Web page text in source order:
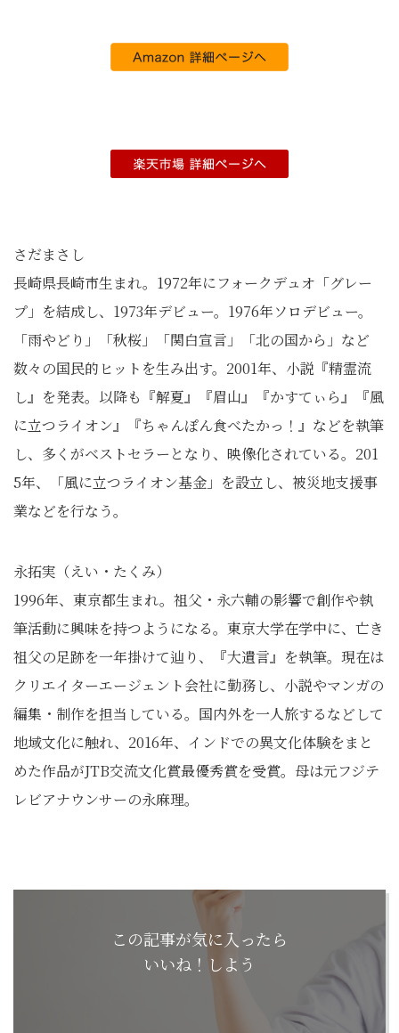
さだまさし
長崎県長崎市生まれ。1972年にフォークデュオ「グレー
プ」を結成し、1973年デビュー。1976年ソロデビュー。
「雨やどり」「秋桜」「関白宣言」「北の国から」など
数々の国民的ヒットを生み出す。2001年、小説『精霊流
し』を発表。以降も『解夏』『眉山』『かすてぃら』『風
に立つライオン』『ちゃんぽん食べたかっ！』などを執筆
し、多くがベストセラーとなり、映像化されている。201
5年、「風に立つライオン基金」を設立し、被災地支援事
業などを行なう。
永拓実（えい・たくみ）
1996年、東京都生まれ。祖父・永六輔の影響で創作や執
筆活動に興味を持つようになる。東京大学在学中に、亡き
祖父の足跡を一年掛けて辿り、『大遺言』を執筆。現在は
クリエイターエージェント会社に勤務し、小説やマンガの
編集・制作を担当している。国内外を一人旅するなどして
地域文化に触れ、2016年、インドでの異文化体験をまと
めた作品がJTB交流文化賞最優秀賞を受賞。母は元フジテ
レビアナウンサーの永麻理。
この記事が気に入ったら
いいね！しよう